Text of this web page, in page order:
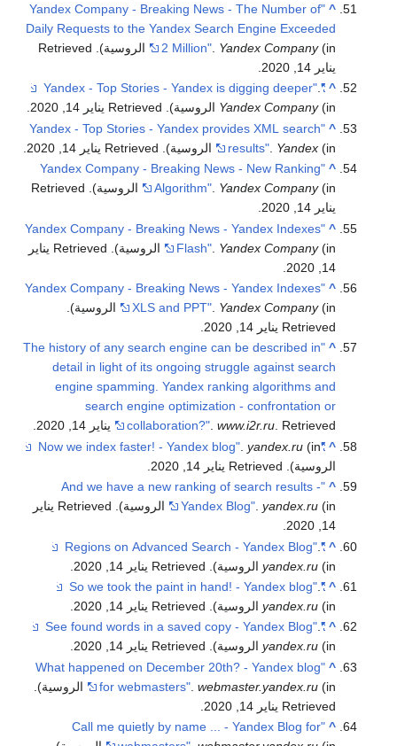
^
"Yandex Company - Breaking News - The Number of
Daily Requests to the Yandex Search Engine Exceeded
2 Million" Yandex Company(in الروسية)
. Retrieved
يناير 14, 2020
^
"Yandex - Top Stories - Yandex is digging deeper"
.
Yandex Company(in الروسية) . Retrieved يناير 14, 2020
.
^
"Yandex - Top Stories - Yandex provides XML search
results" Yandex (in الروسية) . Retrieved يناير 14, 2020
^
"Yandex Company - Breaking News - New Ranking
Algorithm" Yandex Company(in الروسية)
. Retrieved
يناير 14, 2020
^
"Yandex Company - Breaking News - Yandex Indexes
Flash" Yandex Company(in الروسية)
. Retrieved يناير
14, 2020
^
"Yandex Company - Breaking News - Yandex Indexes
XLS and PPT" Yandex Company(in الروسية)
.
Retrieved يناير 14, 2020
^
"The history of any search engine can be described in
detail in light of its ongoing struggle against search
engine spamming. Yandex ranking algorithms and
search engine optimization - confrontation or
collaboration?".www.i2r.ru. Retrieved يناير 14, 2020
.
^
"Now we index faster! - Yandex blog"
.yandex.ru (in
الروسية). Retrieved يناير 14, 2020
^
"And we have a new ranking of search results -
Yandex Blog" .yandex.ru (in الروسية)
. Retrieved يناير
14, 2020
^
"Regions on Advanced Search - Yandex Blog"
.
yandex.ru (in الروسية) . Retrieved يناير 14, 2020
^
"So we took the paint in hand! - Yandex blog"
.
yandex.ru (in الروسية) . Retrieved يناير 14, 2020
^
"See found words in a saved copy - Yandex Blog"
.
yandex.ru (in الروسية) . Retrieved يناير 14, 2020
.
^
"What happened on December 20th? - Yandex blog
for webmasters" .webmaster.yandex.ru (in الروسية)
.
Retrieved يناير 14, 2020
^
"Call me quietly by name ... - Yandex Blog for